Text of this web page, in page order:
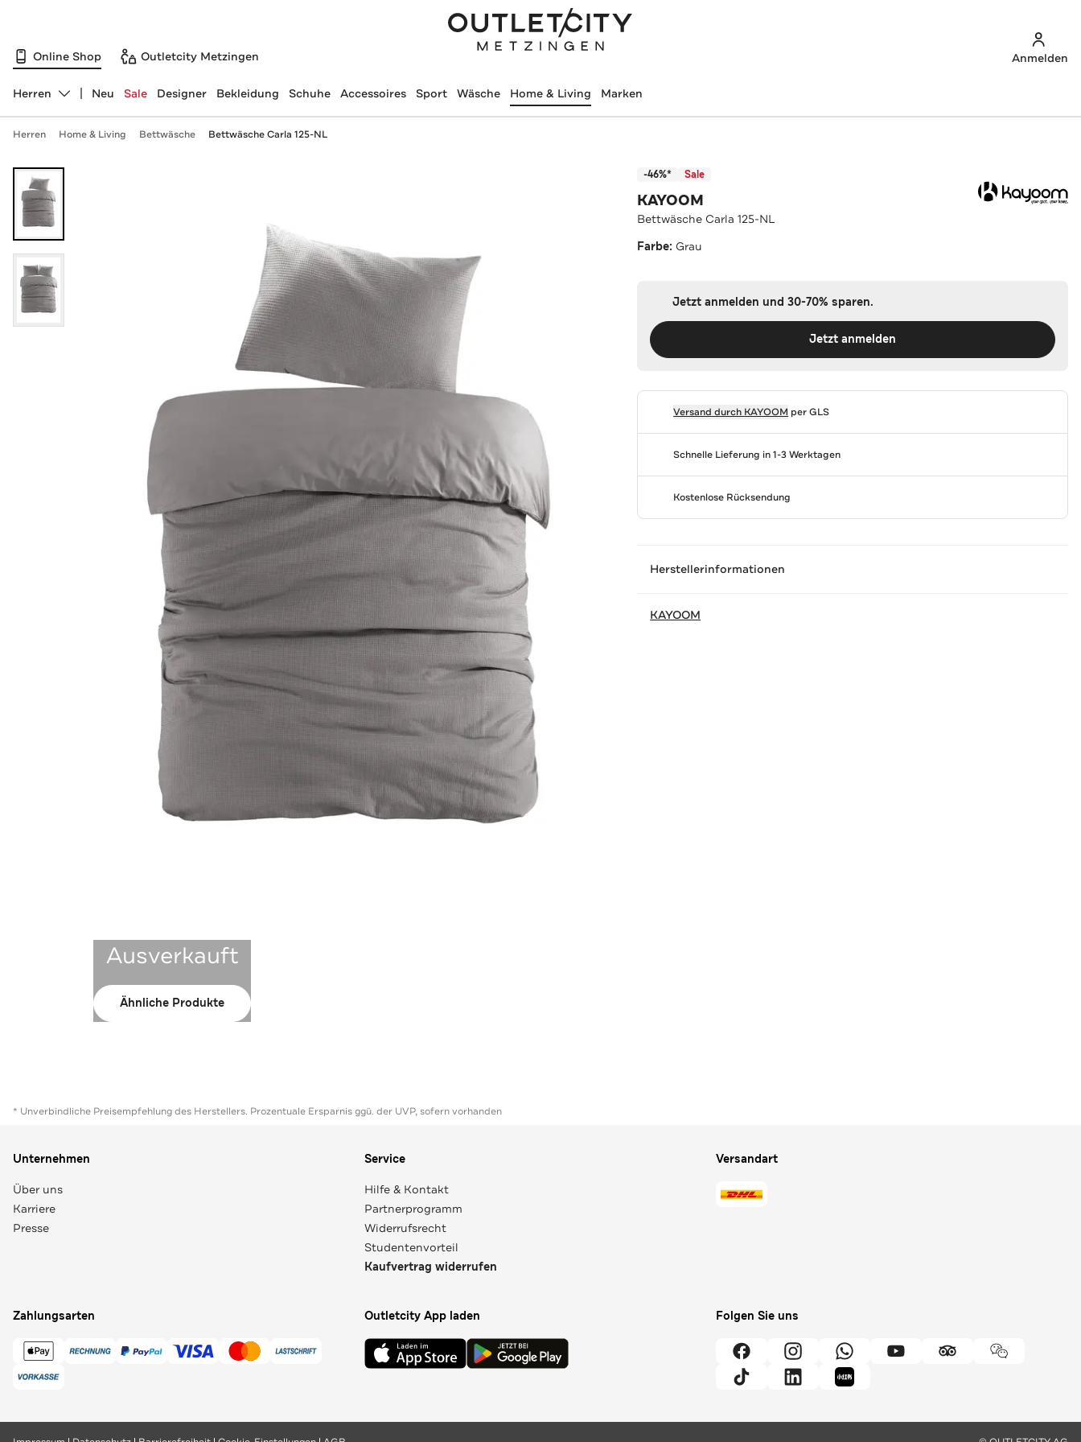
Online Shop Outletcity Metzingen Anmelden
Abteilung ändern, ausgewählt:
Herren Neu Sale Designer Bekleidung Schuhe Accessoires Sport Wäsche Home & Living Marken
Herren Home & Living Bettwäsche Bettwäsche Carla 125-NL
Ausverkauft
Ähnliche Produkte
-46%* Sale
KAYOOM
Bettwäsche Carla 125-NL
Farbe: Grau
Jetzt anmelden und 30-70% sparen.
Jetzt anmelden
Versand durch KAYOOM per GLS
Schnelle Lieferung in 1-3 Werktagen
Kostenlose Rücksendung
Herstellerinformationen
KAYOOM
* Unverbindliche Preisempfehlung des Herstellers. Prozentuale Ersparnis ggü. der UVP, sofern vorhanden
Unternehmen
Über uns
Karriere
Presse
Service
Hilfe & Kontakt
Partnerprogramm
Widerrufsrecht
Studentenvorteil
Kaufvertrag widerrufen
Versandart
Zahlungsarten Outletcity App laden Folgen Sie uns